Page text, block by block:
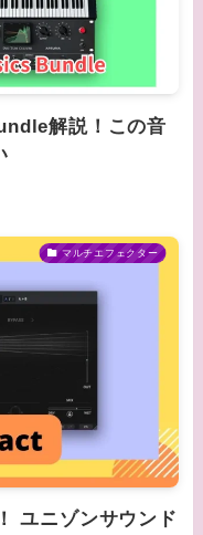
解説！この音
マルチエフェクター
ユニゾンサウンド